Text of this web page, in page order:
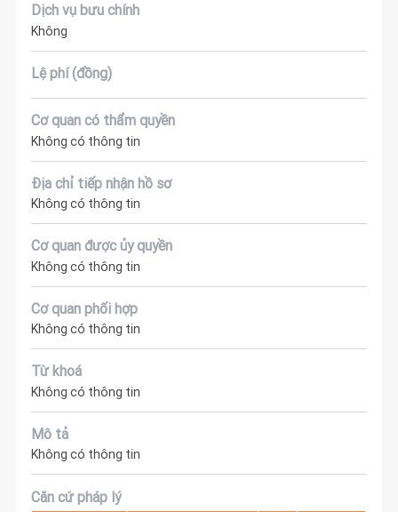
Dịch vụ bưu chính
Không
Lệ phí (đồng)
Cơ quan có thẩm quyền
Không có thông tin
Địa chỉ tiếp nhận hồ sơ
Không có thông tin
Cơ quan được ủy quyền
Không có thông tin
Cơ quan phối hợp
Không có thông tin
Từ khoá
Không có thông tin
Mô tả
Không có thông tin
Căn cứ pháp lý